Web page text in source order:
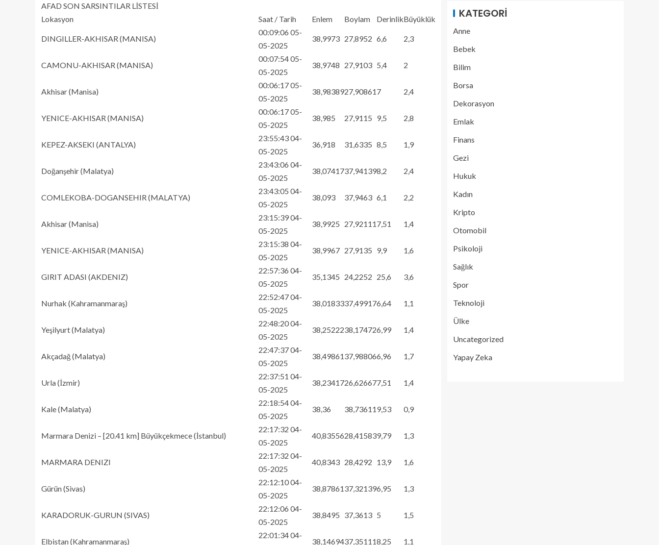
AFAD SON SARSINTILAR LİSTESİ
Lokasyon
Saat / Tarih Enlem Boylam DerinlikBüyüklük
DINGILLER-AKHISAR (MANISA)
00:09:06 05-
05-2025
38,9973 27,8952 6,6 2,3
CAMONU-AKHISAR (MANISA)
00:07:54 05-
05-2025
38,9748 27,9103 5,4 2
Akhisar (Manisa)
00:06:17 05-
05-2025
38,9838927,908617 2,4
YENICE-AKHISAR (MANISA)
00:06:17 05-
05-2025
38,985 27,9115 9,5 2,8
KEPEZ-AKSEKI (ANTALYA)
23:55:43 04-
05-2025
36,918 31,6335 8,5 1,9
Doğanşehir (Malatya)
23:43:06 04-
05-2025
38,0741737,941398,2 2,4
COMLEKOBA-DOGANSEHIR (MALATYA)
23:43:05 04-
05-2025
38,093 37,9463 6,1 2,2
Akhisar (Manisa)
23:15:39 04-
05-2025
38,9925 27,921117,51 1,4
YENICE-AKHISAR (MANISA)
23:15:38 04-
05-2025
38,9967 27,9135 9,9 1,6
GIRIT ADASI (AKDENIZ)
22:57:36 04-
05-2025
35,1345 24,2252 25,6 3,6
Nurhak (Kahramanmaraş)
22:52:47 04-
05-2025
38,0183337,499176,64 1,1
Yeşilyurt (Malatya)
22:48:20 04-
05-2025
38,2522238,174726,99 1,4
Akçadağ (Malatya)
22:47:37 04-
05-2025
38,4986137,988066,96 1,7
Urla (İzmir)
22:37:51 04-
05-2025
38,2341726,626677,51 1,4
Kale (Malatya)
22:18:54 04-
05-2025
38,36 38,736119,53 0,9
Marmara Denizi – [20.41 km] Büyükçekmece (İstanbul)
22:17:32 04-
05-2025
40,8355628,415839,79 1,3
MARMARA DENIZI
22:17:32 04-
05-2025
40,8343 28,4292 13,9 1,6
Gürün (Sivas)
22:12:10 04-
05-2025
38,8786137,321396,95 1,3
KARADORUK-GURUN (SIVAS)
22:12:06 04-
05-2025
38,8495 37,3613 5 1,5
Elbistan (Kahramanmaraş)
22:01:34 04-
38,1469437,351118,25 1,1
KATEGORI
Anne
Bebek
Bilim
Borsa
Dekorasyon
Emlak
Finans
Gezi
Hukuk
Kadın
Kripto
Otomobil
Psikoloji
Sağlık
Spor
Teknoloji
Ülke
Uncategorized
Yapay Zeka